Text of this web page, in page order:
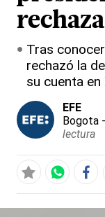
Tras
rechazó la
su cuenta en
EFE
Bogota
lectura